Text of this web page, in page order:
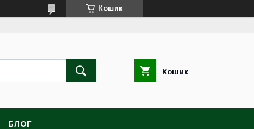
Кошик
Кошик
БЛОГ